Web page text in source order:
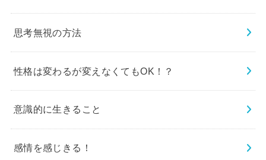
思考無視の方法
性格は変わるが変えなくてもOK！？
意識的に生きること
感情を感じきる！